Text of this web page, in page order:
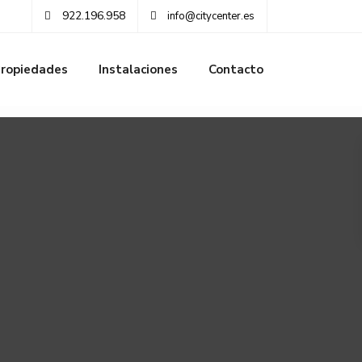
922.196.958 info@citycenter.es
Instalaciones Contacto